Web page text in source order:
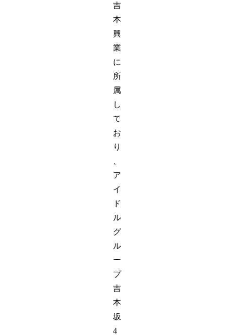
吉
本
興
業
に
所
属
し
て
お
り
ア
イ
ド
ル
グ
ル
ー
プ
吉
本
坂
4